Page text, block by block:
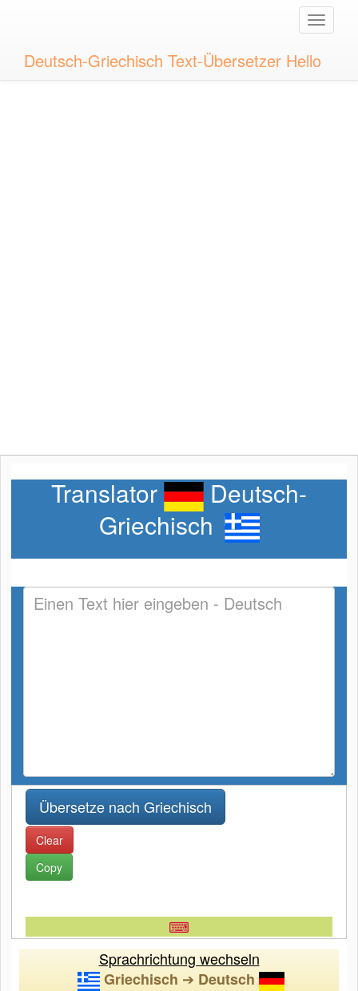
Toggle
Deutsch-Griechisch Text-Übersetzer Hello
Translator
Deutsch-
Griechisch
Clear
Copy
⌨
Sprachrichtung wechseln
Griechisch ➔ Deutsch